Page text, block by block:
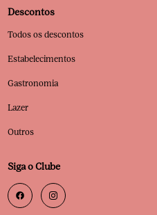
Descontos
Todos os descontos
Estabelecimentos
Gastronomia
Lazer
Outros
Siga o Clube